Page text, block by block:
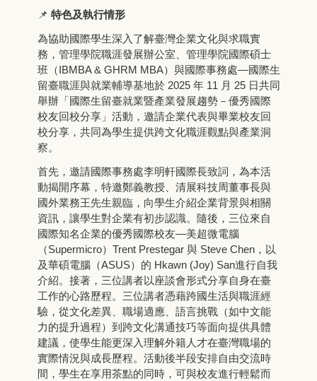
📌 特色及執行情形
為協助國際學生深入了解臺灣企業文化與求職實
務，管理學院職涯發展辦公室、管理學院國際碩士
班（IBMBA & GHRM MBA）與國際事務處—國際生
留臺職涯與就業輔導基地於 2025 年 11 月 25 日共同
舉辦「國際生留臺就業暨產業發展趨勢－優秀國際
校友回校分享」活動，邀請企業代表與畢業校友回
校分享，共同為學生提供跨文化職涯觀點與產業洞
察。
首先，邀請國際事務處李明軒國際長致詞，為本活
動揭開序幕，特邀鄭義教授、清展科技周董事長與
國外業務王先生親臨，向學生介紹企業背景與相關
資訊，讓學生對企業有初步認識。隨後，三位來自
國際知名企業的優秀國際校友—美超微電腦
（Supermicro）Trent Prestegar 與 Steve Chen，以
及華碩電腦（ASUS）的 Hkawn (Joy) San進行自我
介紹。接著，三位講者以座談會形式分享自身在臺
工作的心路歷程。三位講者憑藉跨國生活與職涯經
驗，從文化差異、職場適應、語言挑戰（如中文能
力的提升過程）到跨文化溝通技巧等面向提供具體
建議，使學生能更深入理解外籍人才在臺灣職場的
實際情況與成長歷程。活動後半段安排自由交流時
間，學生在享用茶點的同時，可與校友進行輕鬆而